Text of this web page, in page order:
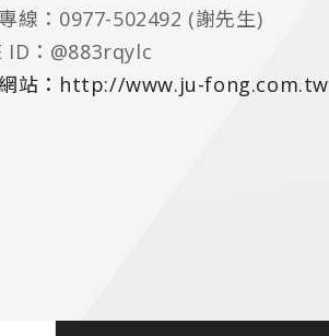
線：0977-502492 (謝先生)
ID：@883rqylc
站：http://www.ju-fong.com.tw